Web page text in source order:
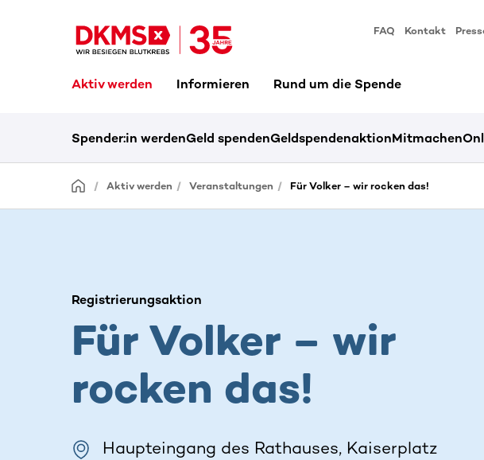
FAQ Kontakt
Aktiv werden Informieren Rund um die Spende
Spender:in werdenGeld spendenGeldspendenaktionMitmachen
Aktiv werden Veranstaltungen Für Volker – wir rocken das!
Registrierungsaktion
Für Volker – wir
rocken das!
Haupteingang des Rathauses, Kaiserplatz